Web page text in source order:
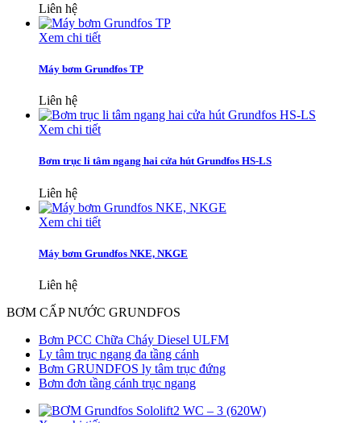
Liên hệ
Xem chi tiết
Máy bơm Grundfos TP
Liên hệ
Xem chi tiết
Bơm trục li tâm ngang hai cửa hút Grundfos HS-LS
Liên hệ
Xem chi tiết
Máy bơm Grundfos NKE, NKGE
Liên hệ
BƠM CẤP NƯỚC GRUNDFOS
Bơm PCC Chữa Cháy Diesel ULFM
Ly tâm trục ngang đa tầng cánh
Bơm GRUNDFOS ly tâm trục đứng
Bơm đơn tầng cánh trục ngang